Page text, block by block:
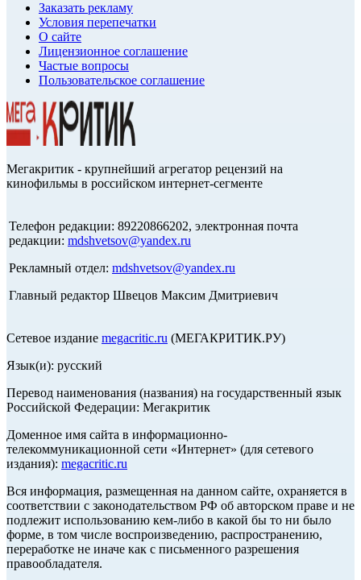
Заказать рекламу
Условия перепечатки
О сайте
Лицензионное соглашение
Частые вопросы
Пользовательское соглашение
Мегакритик - крупнейший агрегатор рецензий на
кинофильмы в российском интернет-сегменте
Телефон редакции: 89220866202, электронная почта
редакции: mdshvetsov@yandex.ru
Рекламный отдел: mdshvetsov@yandex.ru
Главный редактор Швецов Максим Дмитриевич
Сетевое издание megacritic.ru (МЕГАКРИТИК.РУ)
Язык(и): русский
Перевод наименования (названия) на государственный язык
Российской Федерации: Мегакритик
Доменное имя сайта в информационно-
телекоммуникационной сети «Интернет» (для сетевого
издания): megacritic.ru
Вся информация, размещенная на данном сайте, охраняется в
соответствии с законодательством РФ об авторском праве и не
подлежит использованию кем-либо в какой бы то ни было
форме, в том числе воспроизведению, распространению,
переработке не иначе как с письменного разрешения
правообладателя.